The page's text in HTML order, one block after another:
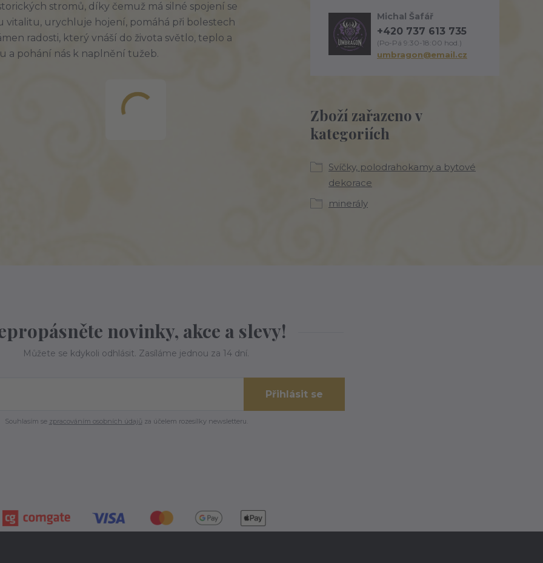
stromů, díky čemuž má silné spojení se
vitalitu, urychluje hojení, pomáhá při bolestech
radosti, který vnáší do života světlo, teplo a
a pohání nás k naplnění tužeb.
Zboží zařazeno v
kategoriích
Svíčky, polodrahokamy a bytové
dekorace
minerály
Michal Šafář
+420 737 613 735
(Po-Pá 9:30-18:00 hod.)
umbragon@email.cz
novinky, akce a slevy!
Můžete se kdykoli odhlásit. Zasíláme jednou za 14 dní.
Přihlásit se
Souhlasím se zpracováním osobních údajů za účelem rozesílky newsletteru.